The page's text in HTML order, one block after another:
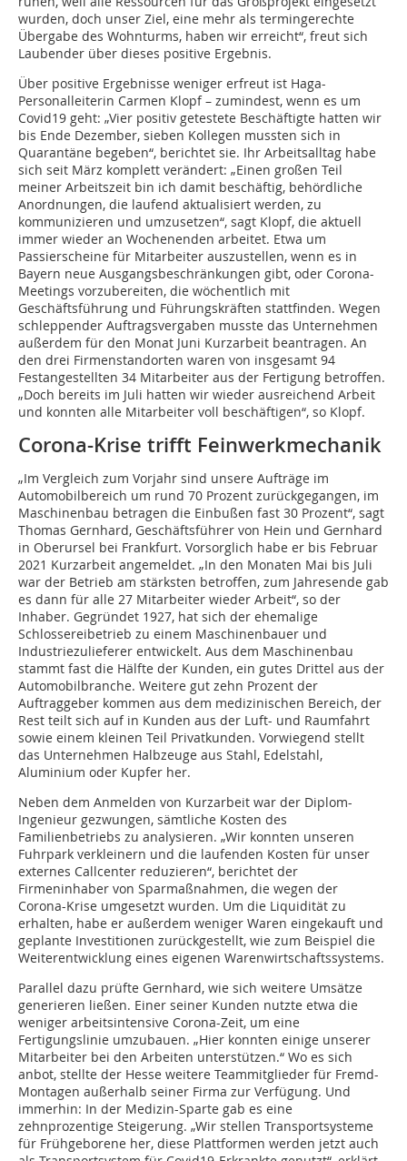
wurden, doch unser Ziel, eine mehr als termingerechte
Übergabe des Wohnturms, haben wir erreicht“, freut sich
Laubender über dieses positive Ergebnis.
Über positive Ergebnisse weniger erfreut ist Haga-
Personalleiterin Carmen Klopf – zumindest, wenn es um
Covid19 geht: „Vier positiv getestete Beschäftigte hatten wir
bis Ende Dezember, sieben Kollegen mussten sich in
Quarantäne begeben“, berichtet sie. Ihr Arbeitsalltag habe
sich seit März komplett verändert: „Einen großen Teil
meiner Arbeitszeit bin ich damit beschäftig, behördliche
Anordnungen, die laufend aktualisiert werden, zu
kommunizieren und umzusetzen“, sagt Klopf, die aktuell
immer wieder an Wochenenden arbeitet. Etwa um
Passierscheine für Mitarbeiter auszustellen, wenn es in
Bayern neue Ausgangsbeschränkungen gibt, oder Corona-
Meetings vorzubereiten, die wöchentlich mit
Geschäftsführung und Führungskräften stattfinden. Wegen
schleppender Auftragsvergaben musste das Unternehmen
außerdem für den Monat Juni Kurzarbeit beantragen. An
den drei Firmenstandorten waren von insgesamt 94
Festangestellten 34 Mitarbeiter aus der Fertigung betroffen.
„Doch bereits im Juli hatten wir wieder ausreichend Arbeit
und konnten alle Mitarbeiter voll beschäftigen“, so Klopf.
Corona-Krise trifft Feinwerkmechanik
„Im Vergleich zum Vorjahr sind unsere Aufträge im
Automobilbereich um rund 70 Prozent zurückgegangen, im
Maschinenbau betragen die Einbußen fast 30 Prozent“, sagt
Thomas Gernhard, Geschäftsführer von Hein und Gernhard
in Oberursel bei Frankfurt. Vorsorglich habe er bis Februar
2021 Kurzarbeit angemeldet. „In den Monaten Mai bis Juli
war der Betrieb am stärksten betroffen, zum Jahresende gab
es dann für alle 27 Mitarbeiter wieder Arbeit“, so der
Inhaber. Gegründet 1927, hat sich der ehemalige
Schlossereibetrieb zu einem Maschinenbauer und
Industriezulieferer entwickelt. Aus dem Maschinenbau
stammt fast die Hälfte der Kunden, ein gutes Drittel aus der
Automobilbranche. Weitere gut zehn Prozent der
Auftraggeber kommen aus dem medizinischen Bereich, der
Rest teilt sich auf in Kunden aus der Luft- und Raumfahrt
sowie einem kleinen Teil Privatkunden. Vorwiegend stellt
das Unternehmen Halbzeuge aus Stahl, Edelstahl,
Aluminium oder Kupfer her.
Neben dem Anmelden von Kurzarbeit war der Diplom-
Ingenieur gezwungen, sämtliche Kosten des
Familienbetriebs zu analysieren. „Wir konnten unseren
Fuhrpark verkleinern und die laufenden Kosten für unser
externes Callcenter reduzieren“, berichtet der
Firmeninhaber von Sparmaßnahmen, die wegen der
Corona-Krise umgesetzt wurden. Um die Liquidität zu
erhalten, habe er außerdem weniger Waren eingekauft und
geplante Investitionen zurückgestellt, wie zum Beispiel die
Weiterentwicklung eines eigenen Warenwirtschaftssystems.
Parallel dazu prüfte Gernhard, wie sich weitere Umsätze
generieren ließen. Einer seiner Kunden nutzte etwa die
weniger arbeitsintensive Corona-Zeit, um eine
Fertigungslinie umzubauen. „Hier konnten einige unserer
Mitarbeiter bei den Arbeiten unterstützen.“ Wo es sich
anbot, stellte der Hesse weitere Teammitglieder für Fremd-
Montagen außerhalb seiner Firma zur Verfügung. Und
immerhin: In der Medizin-Sparte gab es eine
zehnprozentige Steigerung. „Wir stellen Transportsysteme
für Frühgeborene her, diese Plattformen werden jetzt auch